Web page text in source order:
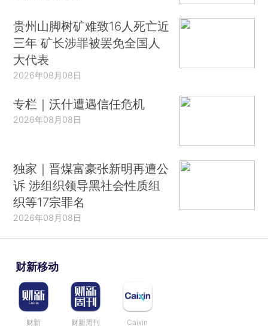
贵州山脚树矿难致16人死亡近
三年 矿长涉罪被罢免全国人
大代表
2026年08月08日
专栏｜沃什遭遇信任危机
2026年08月08日
独家｜晋煤富豪张新明再遭公
诉 涉组织领导黑社会性质组
织等17宗罪名
2026年08月08日
财新移动
财新 财新周刊 Caixin